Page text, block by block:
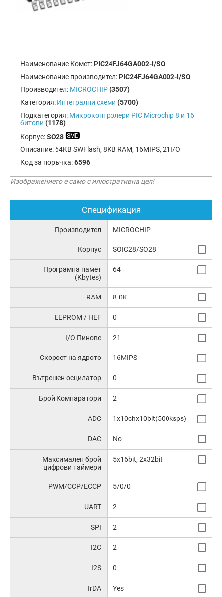
Наименование Комет: PIC24FJ64GA002-I/SO
Наименование производител: PIC24FJ64GA002-I/SO
Производител: MICROCHIP (3507)
Категория: Интегрални схеми (5700)
Подкатегория: Микроконтролери PIC Microchip 8 и 16
битови (1178)
Корпус:SO28
Описание: 64KB SWFlash, 8KB RAM, 16MIPS, 21I/O
Код за поръчка:6596
Изображението е само с илюстративна цел!
Спецификация
Производител MICROCHIP
Корпус SOIC28/SO28
Програмна памет
(Kbytes)
64
RAM 8.0K
EEPROM / HEF 0
I/O Пинове 21
Скорост на ядрото 16MIPS
Вътрешен осцилатор 0
Брой Компаратори 2
ADC 1x10chx10bit(500ksps)
DAC No
Максимален брой
цифрови таймери
5x16bit, 2x32bit
PWM/CCP/ECCP 5/0/0
UART 2
SPI 2
I2C 2
I2S 0
IrDA Yes